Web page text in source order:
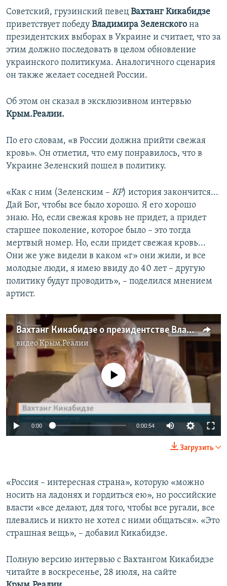
Советский, грузинский певец Вахтанг Кикабидзе
приветствует победу Владимира Зеленского на
президентских выборах в Украине и считает, что за
этим должно последовать в целом обновление
украинского политикума. Аналогичного сценария
он также желает соседней России.
Об этом он сказал в эксклюзивном интервью
Крым.Реалии.
По его словам, «в России должна прийти свежая
кровь». Он отметил, что ему понравилось, что в
Украине Зеленский пошел в политику.
«Как с ним (Зеленским – КР) история закончится...
Дай Бог, чтобы все было хорошо. Я его хорошо
знаю. Но, если свежая кровь не придет, а придет
старшее поколение, которое было – это тогда
мертвый номер. Но, если придет свежая кровь...
Они же уже видели в каком «г» они жили, и все
молодые люди, я имею ввиду до 40 лет – другую
политику будут проводить», – поделился мнением
артист.
Вахтанг Кикабидзе о президентстве Владимира Зеленского (видео)
видеоКрым.Реалии
No media source currently available
0:00 0:00:54
Загрузить
«Россия – интересная страна», которую «можно
носить на ладонях и гордиться ею», но российские
власти «все делают, для того, чтобы все ругали, все
плевались и никто не хотел с ними общаться». «Это
страшная вещь», – добавил Кикабидзе.
Полную версию интервью с Вахтангом Кикабидзе
читайте в воскресенье, 28 июля, на сайте